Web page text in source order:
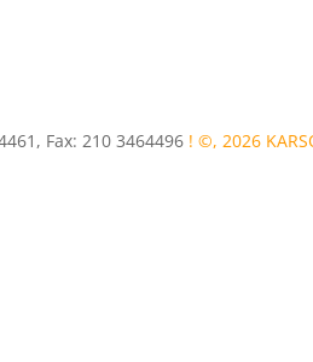
Fax: 210 3464496 ! ©, 2026